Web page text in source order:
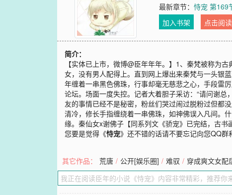
最新章节：恃宠 第169
加入书架
点击阅读
简介：
【实体已上市，微博@臣年年年。】1、秦梵被称为
女，没有男人配得上。直到网上爆出来秦梵与一头银
年缠着一串黑色佛珠，行事却毫无慈悲之心，手段雷
论坛。场面一度失控。记者大着胆子采访：“请问谢
友的事情已经不是秘密，粉丝们哭过闹过脱粉过但都
清冷，修长手指缠绕着一串佛珠，如神佛误入凡间。
缘。秦仙女x谢佛子【同系列文《骄宠》已完结，古书
您要是觉得《恃宠》还不错的话请不要忘记向您QQ群
其它作品： 荒唐 / 公开[娱乐圈] / 难驭 / 穿成爽文女配